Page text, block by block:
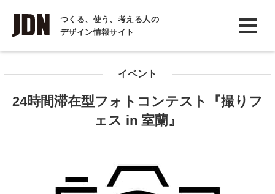
つくる、使う、考える人の
デザイン情報サイト
INTERVIEW
インタビュー
イベント
24時間滞在型フォトコンテスト『撮りフ
ェス in 室蘭』